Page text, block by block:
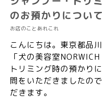
のお預かりについて
お店のことあれこれ
こんにちは。東京都品
「犬の美容室
トリミング時の預かり
問をいただきましたの
だきます。